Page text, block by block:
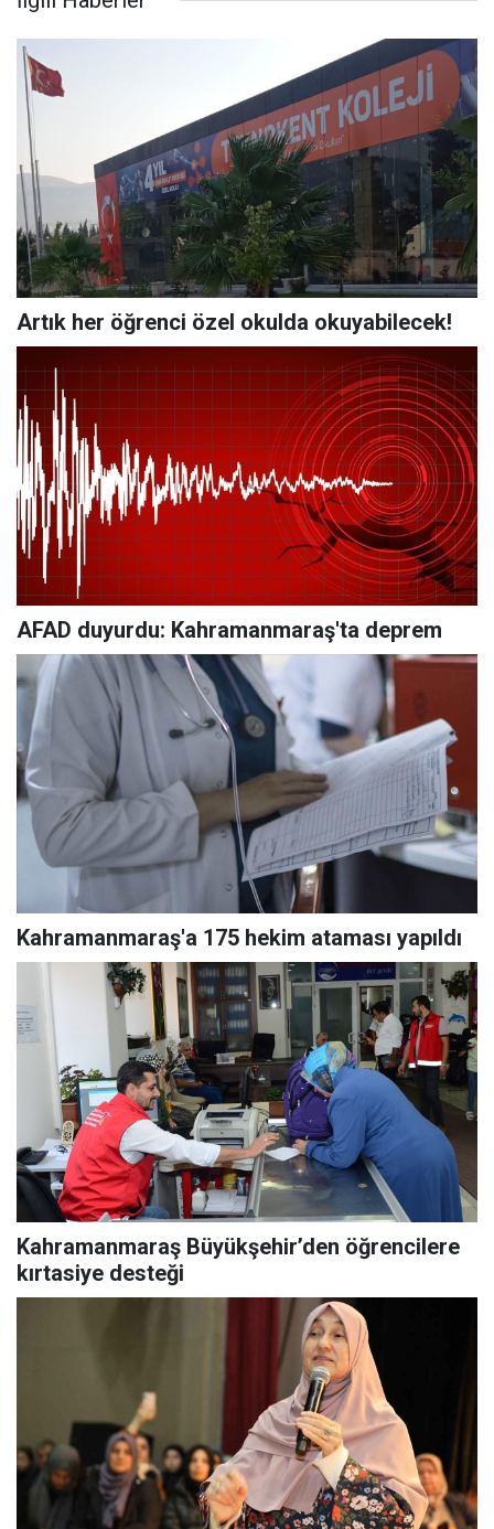
Artık her öğrenci özel okulda okuyabilecek!
AFAD duyurdu: Kahramanmaraş'ta deprem
Kahramanmaraş'a 175 hekim ataması yapıldı
Kahramanmaraş Büyükşehir’den öğrencilere
kırtasiye desteği